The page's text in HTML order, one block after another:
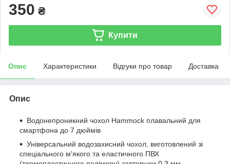
350 ₴
Купити
Опис Характеристики Відгуки про товар Доставка
Опис
Водонепроникний чохол Hammock плавальний для
смартфона до 7 дюймів
Універсальний водозахисний чохол, виготовлений зі
спеціального м'якого та еластичного ПВХ